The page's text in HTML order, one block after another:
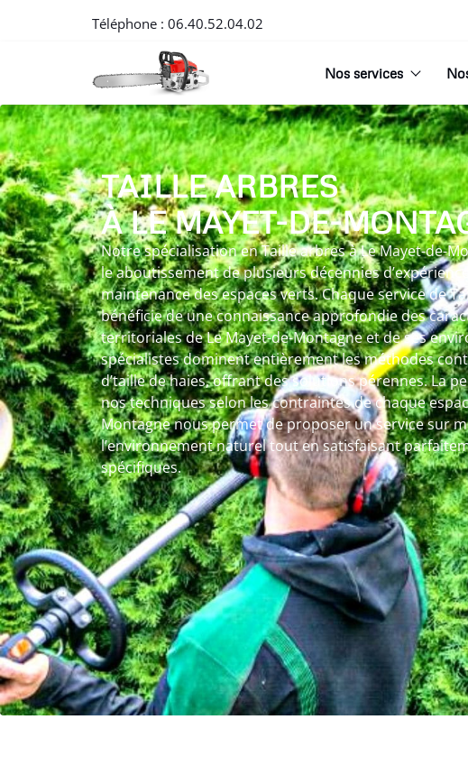
Téléphone : 06.40.52.04.02
Nos services
TAILLE ARBRES
À LE MAYET-DE-
Notre spécialisation en Taille arbres à Le Mayet-de-
le aboutissement de plusieurs décennies
maintenance des espaces verts. Chaque service de
bénéficie de une connaissance approfondie des
territoriales de Le Mayet-de-Montagne et de ses
spécialistes dominent entièrement les méthodes
d’taille de haies, offrant des solutions pérennes. La
nos techniques selon les contraintes de chaque
Montagne nous permet de proposer un service sur
l’environnement naturel tout en satisfaisant
spécifiques.